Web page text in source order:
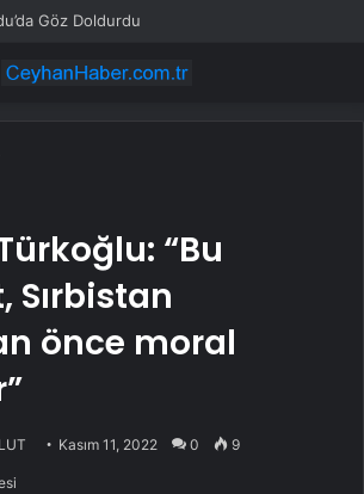
Göz Doldurdu
“Bu
Sırbistan
önce moral
Kasım 11, 2022 0 9